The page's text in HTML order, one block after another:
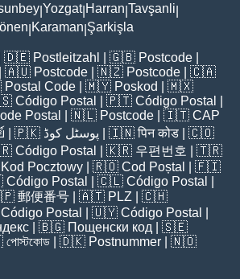
Yozgat| Harran Tavşanli
Karaman Şarkişla
| 🇩🇪 Postleitzahl | 🇬🇧 Postcode
| 🇦🇺 Postcode | 🇳🇿 Postcode | 🇨🇦
Postal Code | 🇲🇾 Poskod
| 🇲🇽
Código Postal | 🇵🇹 Código Postal
Postal | 🇳🇱 Postcode | 🇮🇹 CAP
| 🇵🇰 پوسٹل کوڈ | 🇮🇳पिन कोड | 🇨🇴
Código Postal | 🇰🇷 우편번호
| 🇹🇷
Kod Pocztowy | 🇷🇴 Cod Poștal
| 🇫🇮
Código Postal | 🇨🇱 Código Postal
郵便番号 | 🇦🇹 PLZ | 🇨🇭
Código Postal | 🇺🇾 Código Postal
| 🇧🇬 Пощенски код | 🇸🇪
পোস্টকোড | 🇩🇰 Postnummer | 🇳🇴